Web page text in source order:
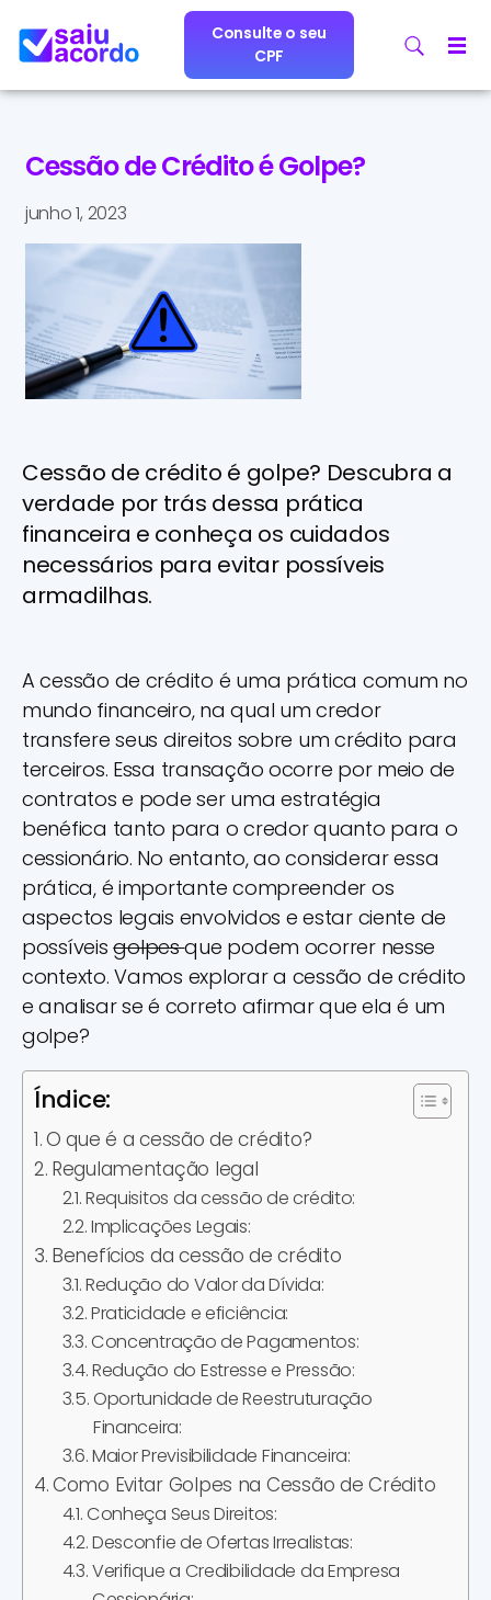
Consulte o seu
CPF
Cessão de Crédito é Golpe?
junho 1, 2023
Cessão de crédito é golpe? Descubra a
verdade por trás dessa prática
financeira e conheça os cuidados
necessários para evitar possíveis
armadilhas.
A cessão de crédito é uma prática comum no
mundo financeiro, na qual um credor
transfere seus direitos sobre um crédito para
terceiros. Essa transação ocorre por meio de
contratos e pode ser uma estratégia
benéfica tanto para o credor quanto para o
cessionário. No entanto, ao considerar essa
prática, é importante compreender os
aspectos legais envolvidos e estar ciente de
possíveisgolpesque podem ocorrer nesse
contexto. Vamos explorar a cessão de crédito
e analisar se é correto afirmar que ela é um
golpe?
Índice:
O que é a cessão de crédito?
Regulamentação legal
Requisitos da cessão de crédito:
Implicações Legais:
Benefícios da cessão de crédito
Redução do Valor da Dívida:
Praticidade e eficiência:
Concentração de Pagamentos:
Redução do Estresse e Pressão:
Oportunidade de Reestruturação
Financeira:
Maior Previsibilidade Financeira:
Como Evitar Golpes na Cessão de Crédito
Conheça Seus Direitos:
Desconfie de Ofertas Irrealistas:
Verifique a Credibilidade da Empresa